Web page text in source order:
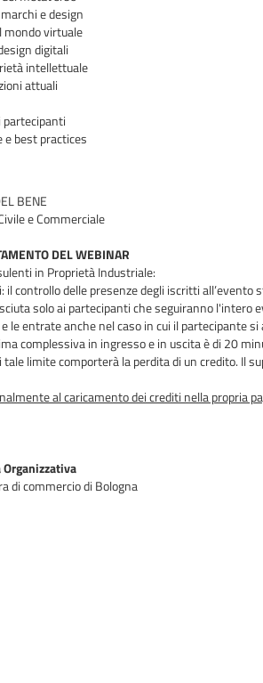
e design
mondo virtuale
digitali
intellettuale
attuali
partecipanti
e best practices
BENE
e Commerciale
DEL WEBINAR
in Proprietà Industriale:
controllo delle presenze degli iscritti
solo ai partecipanti che seguiranno l'intero
le entrate anche nel caso in cui il partecipante
complessiva in ingresso e in uscita è di 20
limite comporterà la perdita di un credito. Il
al caricamento dei crediti nella propria
Organizzativa
di commercio di Bologna